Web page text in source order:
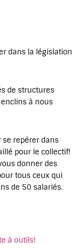
dans la législation
de structures
à nous
se repérer dans
pour le collectif!
donner des
tous ceux qui
de 50 salariés.
à outils!